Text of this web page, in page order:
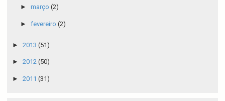
► março (2)
► fevereiro (2)
► 2013 (51)
► 2012 (50)
► 2011 (31)